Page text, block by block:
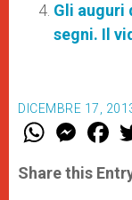
Gli auguri
segni. Il
DICEMBRE 17,
W
t
s
M
e
s
e
F
a
e
b
Share this